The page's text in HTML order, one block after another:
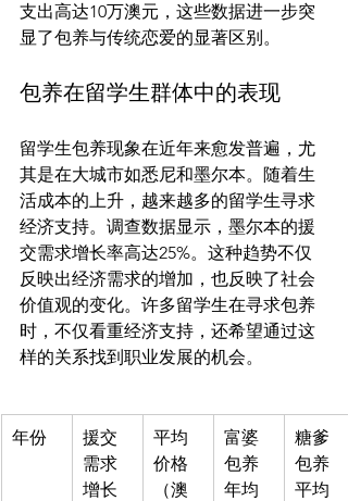
支出高达10万澳元，这些数据进一步突
包养在留学生群体中的表现
留学生包养现象在近年来愈发普遍，尤
其是在大城市如悉尼和墨尔本。随着生
活成本的上升，越来越多的留学生寻求
经济支持。调查数据显示，墨尔本的援
交需求增长率高达25%。这种趋势不仅
反映出经济需求的增加，也反映了社会
价值观的变化。许多留学生在寻求包养
时，不仅看重经济支持，还希望通过这
年份
援交
需求
增长
平均
价格
（澳
富婆
包养
年均
糖爹
包养
平均